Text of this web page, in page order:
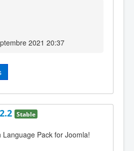
2021 20:37
Stable
Language Pack for Joomla!